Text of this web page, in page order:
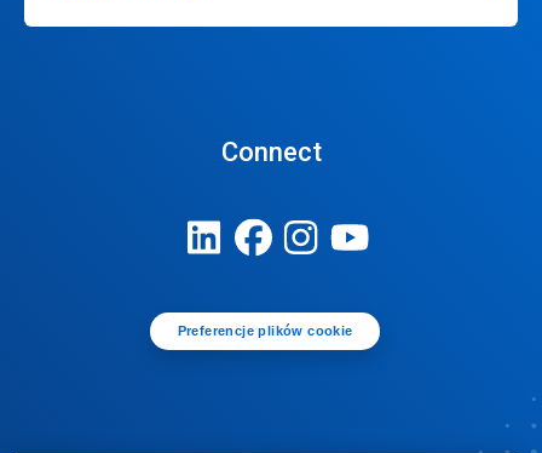
Connect
Preferencje plików cookie